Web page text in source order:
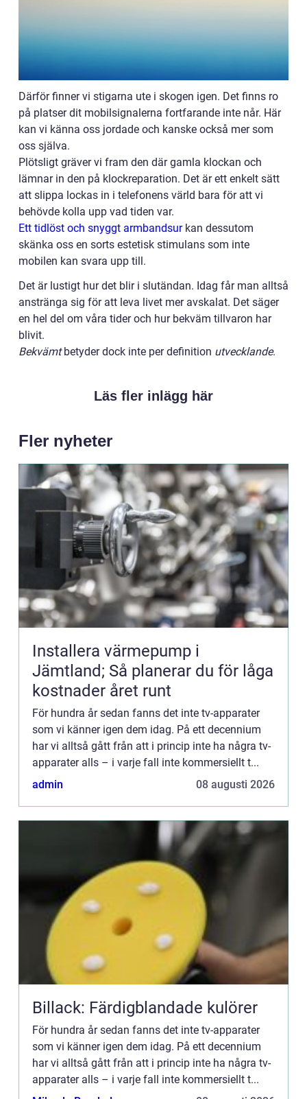
Därför finner vi stigarna ute i skogen igen. Det finns ro
på platser dit mobilsignalerna fortfarande inte når. Här
kan vi känna oss jordade och kanske också mer som
oss själva.
Plötsligt gräver vi fram den där gamla klockan och
lämnar in den på klockreparation. Det är ett enkelt sätt
att slippa lockas in i telefonens värld bara för att vi
behövde kolla upp vad tiden var.
Ett tidlöst och snyggt armbandsurkan dessutom
skänka oss en sorts estetisk stimulans som inte
mobilen kan svara upp till.
Det är lustigt hur det blir i slutändan. Idag får man alltså
anstränga sig för att leva livet mer avskalat. Det säger
en hel del om våra tider och hur bekväm tillvaron har
blivit.
Bekvämtbetyder dock inte per definition utvecklande.
Läs fler inlägg här
Fler nyheter
Installera värmepump i
Jämtland; Så planerar du för låga
kostnader året runt
För hundra år sedan fanns det inte tv-apparater
som vi känner igen dem idag. På ett decennium
har vi alltså gått från att i princip inte ha några tv-
apparater alls – i varje fall inte kommersiellt t...
admin
08 augusti 2026
Billack: Färdigblandade kulörer
För hundra år sedan fanns det inte tv-apparater
som vi känner igen dem idag. På ett decennium
har vi alltså gått från att i princip inte ha några tv-
apparater alls – i varje fall inte kommersiellt t...